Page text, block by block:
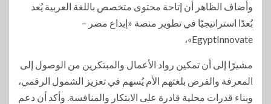
وأضاف الظاهر أن إتاحة محتوى متخصص باللغة العربية يُعد
بُعدًا استراتيجيًا في تطوير منصة «إبداع مصر –
EgyptInnovate»،
مشيرًا إلى أن تمكين رواد الأعمال والمبتكرين من الوصول إلى
المعرفة والفرص بلغتهم الأم يُسهم في تعزيز الشمول الرقمي،
وبناء قدرات محلية قادرة على الابتكار والمنافسة. وأكد أن دعم